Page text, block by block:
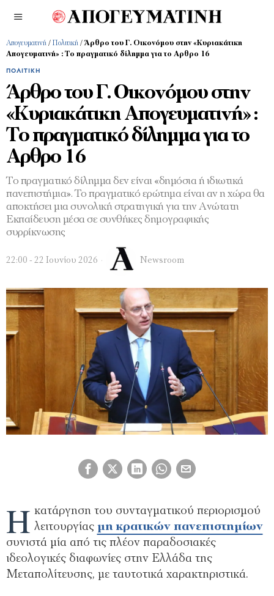
Απογευματινή / Πολιτική /Άρθρο του Γ. Οικονόμου στην «Κυριακάτικη
Απογευματινή» : Το πραγµατικό δίληµµα για το Αρθρο 16
ΠΟΛΙΤΙΚΉ
Άρθρο του Γ. Οικονόμου στην
«Κυριακάτικη Απογευματινή» :
Το πραγµατικό δίληµµα για το
Αρθρο 16
Το πραγµατικό δίληµµα δεν είναι «δηµόσια ή ιδιωτικά
πανεπιστήµια». Το πραγµατικό ερώτηµα είναι αν η χώρα θα
αποκτήσει µια συνολική στρατηγική για την Ανώτατη
Εκπαίδευση µέσα σε συνθήκες δηµογραφικής
συρρίκνωσης
22:00 - 22 Ιουνίου 2026 Newsroom
Η κατάργηση του συνταγµατικού περιορισµού
λειτουργίας µη κρατικών πανεπιστηµίων
συνιστά µία από τις πλέον παραδοσιακές
ιδεολογικές διαφωνίες στην Ελλάδα της
Μεταπολίτευσης, µε ταυτοτικά χαρακτηριστικά.